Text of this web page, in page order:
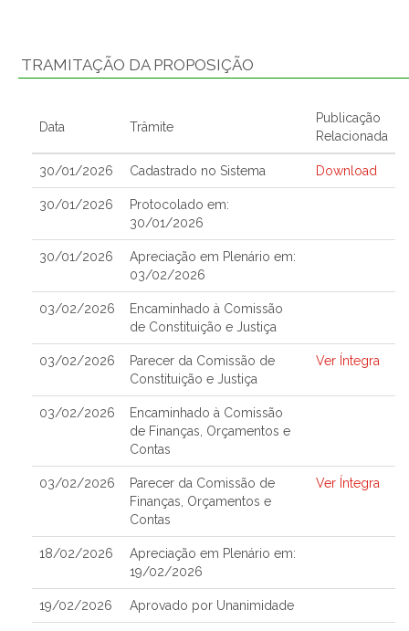
TRAMITAÇÃO DA PROPOSIÇÃO
Data Trâmite
Publicação
Relacionada
30/01/2026 Cadastrado no Sistema Download
30/01/2026
Protocolado em:
30/01/2026
30/01/2026
Apreciação em Plenário em:
03/02/2026
03/02/2026
Encaminhado à Comissão
de Constituição e Justiça
03/02/2026
Parecer da Comissão de
Constituição e Justiça
Ver Íntegra
03/02/2026
Encaminhado à Comissão
de Finanças, Orçamentos e
Contas
03/02/2026
Parecer da Comissão de
Finanças, Orçamentos e
Contas
Ver Íntegra
18/02/2026
Apreciação em Plenário em:
19/02/2026
19/02/2026 Aprovado por Unanimidade